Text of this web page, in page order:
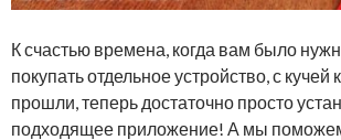
К счастью времена, когда вам было
покупать отдельное устройство, с кучей
прошли, теперь достаточно просто
подходящее приложение! А мы